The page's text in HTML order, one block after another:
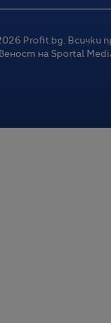
Profit.bg. Всички
на Sportal